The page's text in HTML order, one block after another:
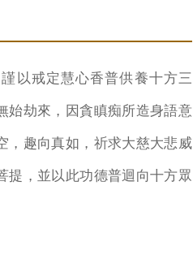
以戒定慧心香普供養十方三
劫來，因貪瞋痴所造身語意
，趣向真如，祈求大慈大悲威
提，並以此功德普迴向十方眾